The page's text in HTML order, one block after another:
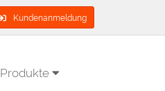
Kundenanmeldung
Produkte